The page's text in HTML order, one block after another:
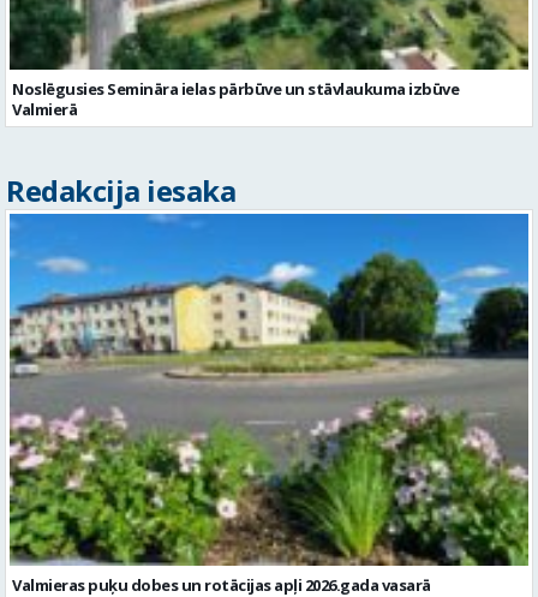
Noslēgusies Semināra ielas pārbūve un stāvlaukuma izbūve
Valmierā
Redakcija iesaka
Valmieras puķu dobes un rotācijas apļi 2026.gada vasarā